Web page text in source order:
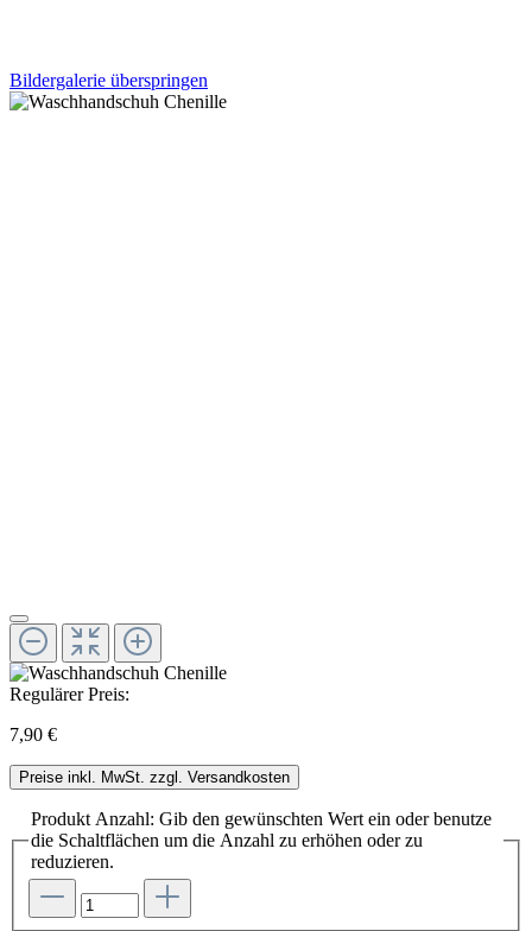
Bildergalerie überspringen
Regulärer Preis:
7,90 €
Preise inkl. MwSt. zzgl. Versandkosten
Produkt Anzahl: Gib den gewünschten Wert ein oder benutze
die Schaltflächen um die Anzahl zu erhöhen oder zu
reduzieren.